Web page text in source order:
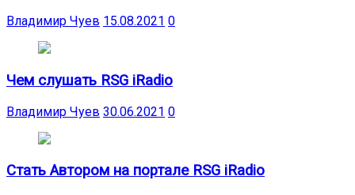
Владимир Чуев 15.08.2021 0
Чем слушать RSG iRadio
Владимир Чуев 30.06.2021 0
Стать Автором на портале RSG iRadio